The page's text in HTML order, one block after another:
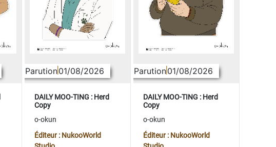
Parution01/08/2026
DAILY MOO-TING : Herd
Copy
o-okun
Éditeur : NukooWorld
Parution01/08/2026
DAILY MOO-TING : Herd
Copy
o-okun
Éditeur : NukooWorld